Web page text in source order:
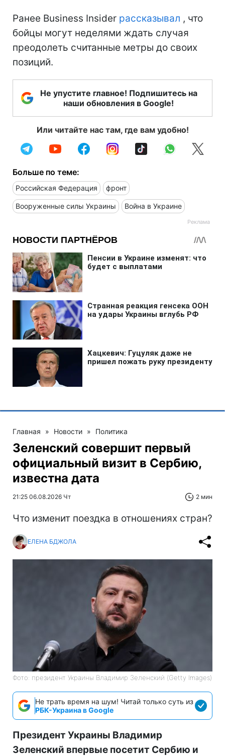
Ранее Business Insider рассказывал , что
бойцы могут неделями ждать случая
преодолеть считанные метры до своих
позиций.
Не упустите главное! Подпишитесь на
наши обновления в Google!
Или читайте нас там, где вам удобно!
Больше по теме:
Российская Федерация фронт
Вооруженные силы Украины Война в Украине
Главная » Новости » Политика
Зеленский совершит первый
официальный визит в Сербию,
известна дата
21:25 06.08.2026 Чт 2 мин
Что изменит поездка в отношениях стран?
ЕЛЕНА БДЖОЛА
Фото: президент Украины Владимир Зеленский (Getty Images)
Не трать время на шум! Читай только суть из
РБК-Украина в Google
Президент Украины Владимир
Зеленский впервые посетит Сербию и